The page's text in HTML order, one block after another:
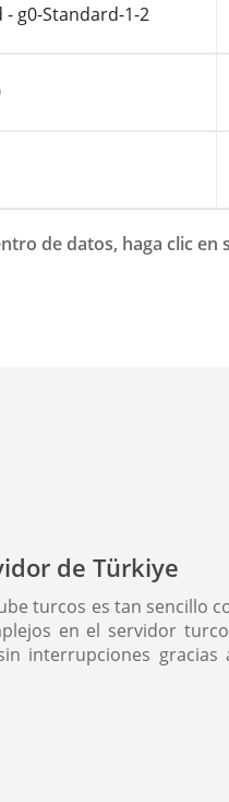
- g0-Standard-1-2
de datos, haga clic
de Türkiye
turcos es tan sencillo
en el servidor
interrupciones